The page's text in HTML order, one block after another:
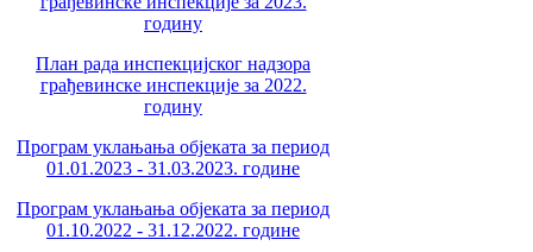
годину
План рада инспекцијског надзора
грађевинске инспекције за 2022.
годину
Програм уклањања објеката за период
01.01.2023 - 31.03.2023. године
Програм уклањања објеката за период
01.10.2022 - 31.12.2022. године